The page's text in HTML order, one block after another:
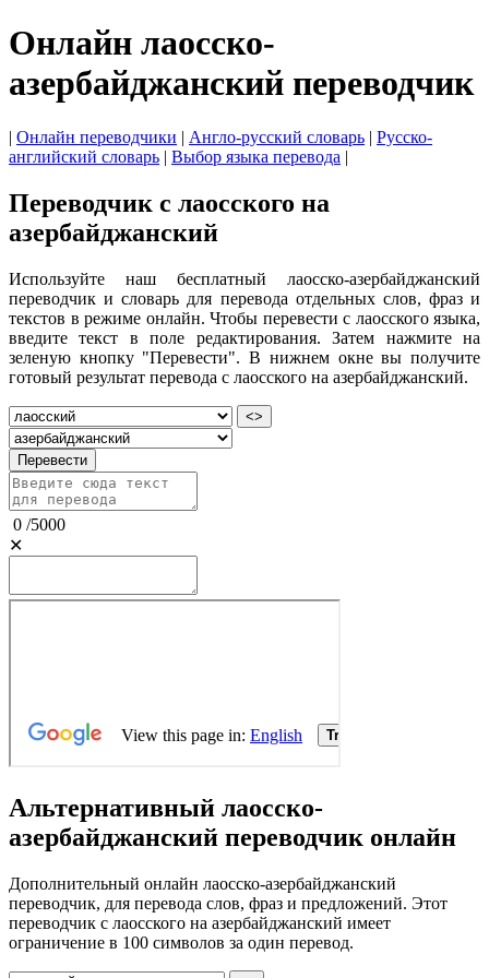
Онлайн лаосско-
азербайджанский переводчик
| Онлайн переводчики | Англо-русский словарь | Русско-
английский словарь | Выбор языка перевода |
Переводчик с лаосского на
азербайджанский
Используйте наш бесплатный лаосско-азербайджанский
переводчик и словарь для перевода отдельных слов, фраз и
текстов в режиме онлайн. Чтобы перевести с лаосского языка,
введите текст в поле редактирования. Затем нажмите на
зеленую кнопку "Перевести". В нижнем окне вы получите
готовый результат перевода с лаосского на азербайджанский.
<>
Перевести
0 /5000
✕
Альтернативный лаосско-
азербайджанский переводчик онлайн
Дополнительный онлайн лаосско-азербайджанский
переводчик, для перевода слов, фраз и предложений. Этот
переводчик с лаосского на азербайджанский имеет
ограничение в 100 символов за один перевод.